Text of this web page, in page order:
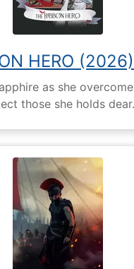
HERO (2026)
as she
those she holds dear.